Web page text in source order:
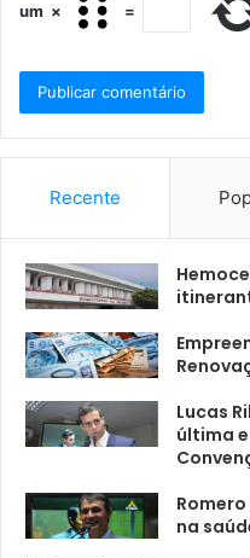
um × =
Recente
Lucas
última
na